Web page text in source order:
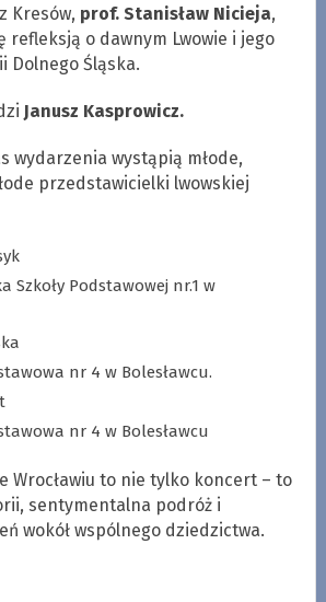
Kresów, prof. Stanisław Nicieja,
refleksją o dawnym Lwowie i jego
Dolnego Śląska.
Janusz Kasprowicz.
wydarzenia wystąpią młode,
przedstawicielki lwowskiej
Szkoły Podstawowej nr.1 w
nr 4 w Bolesławcu.
nr 4 w Bolesławcu
Wrocławiu to nie tylko koncert – to
sentymentalna podróż i
wokół wspólnego dziedzictwa.